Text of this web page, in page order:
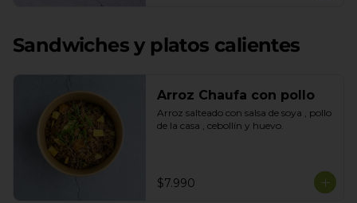
Sandwiches y platos calientes
Arroz Chaufa con pollo
Arroz salteado con salsa de soya , pollo
de la casa , cebollín y huevo.
$7.990